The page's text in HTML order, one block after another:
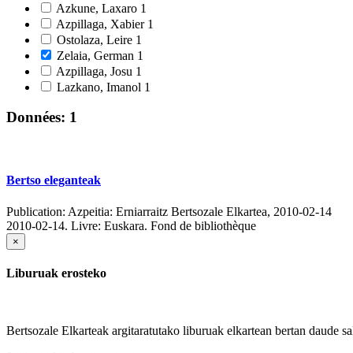
Azkune, Laxaro 1
Azpillaga, Xabier 1
Ostolaza, Leire 1
Zelaia, German 1
Azpillaga, Josu 1
Lazkano, Imanol 1
Données: 1
Bertso eleganteak
Publication: Azpeitia: Erniarraitz Bertsozale Elkartea, 2010-02-14
2010-02-14. Livre: Euskara. Fond de bibliothèque
×
Liburuak erosteko
Bertsozale Elkarteak argitaratutako liburuak elkartean bertan daude